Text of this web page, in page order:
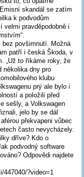
skandál se zatím
k podvodům
velmi pravděpodobně i
bez povšimnutí. Možná
patří i česká Škoda, v
„Už to říkáme roky, že
několika dny pro
klubu
prý ale bylo i
a položili před
sešly, a Volkswagen
jelo by se dál
překvapeni vůbec
často nevycházely.
dříve? Kdo o
podvodný software
Odpovědi najdete
447040/?video=1